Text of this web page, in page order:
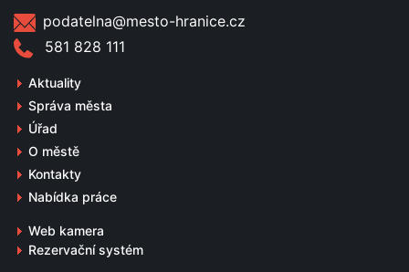
podatelna@mesto-hranice.cz
581 828 111
Aktuality
Správa města
Úřad
O městě
Kontakty
Nabídka práce
Web kamera
Rezervační systém